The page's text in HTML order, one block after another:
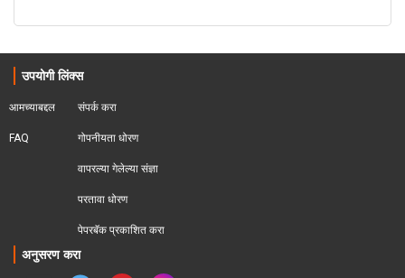
उपयोगी लिंक्स
आमच्याबद्दल
FAQ
संपर्क करा
गोपनीयता धोरण
वापरल्या गेलेल्या संज्ञा
परतावा धोरण
पेपरबॅक प्रकाशित करा
अनुसरण करा